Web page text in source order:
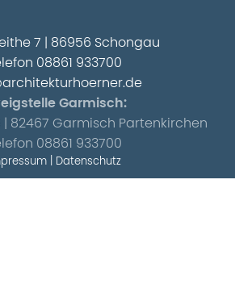
7 | 86956 Schongau
08861 933700
Garmisch:
82467 Garmisch Partenkirchen
08861 933700
| Datenschutz